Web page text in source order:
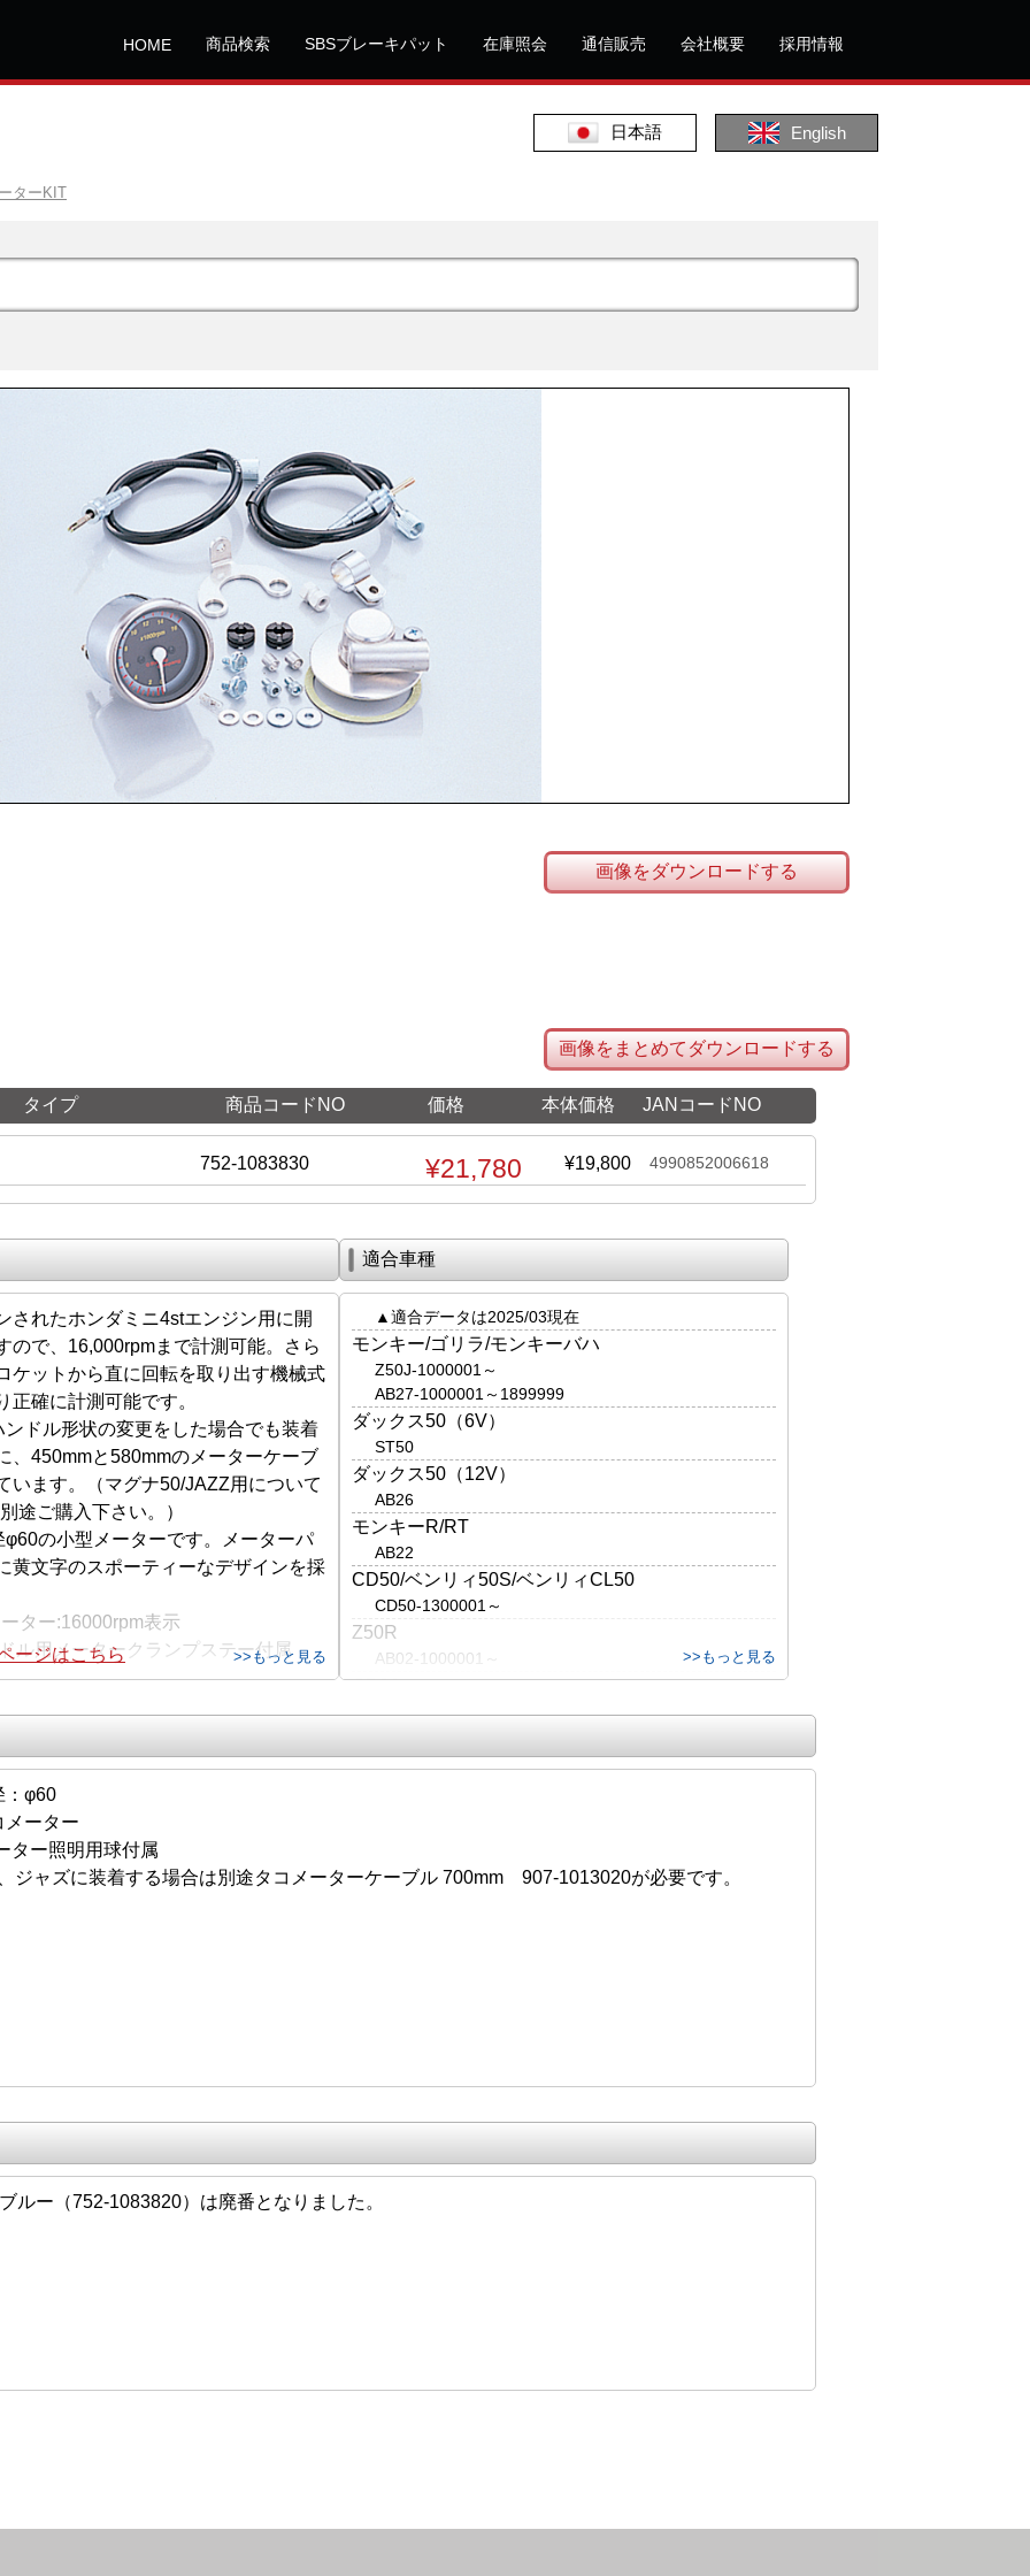
HOME 商品検索 SBSブレーキパット 在庫照会 通信販売 会社概要 採用情報
日本語 English
ターKIT
画像をダウンロードする
画像をまとめてダウンロードする
タイプ 商品コードNO 価格 本体価格 JANコードNO
752-1083830 ¥21,780 ¥19,800 4990852006618
されたホンダミニ4stエンジン用に開
ので、16,000rpmまで計測可能。さら
ケットから直に回転を取り出す機械式
正確に計測可能です。
ドル形状の変更をした場合でも装着
、450mmと580mmのメーターケーブ
います。（マグナ50/JAZZ用について
途ご購入下さい。）
の小型メーターです。メーターパ
黄文字のスポーティーなデザインを採
ター:16000rpm表示
ル用メータークランプステー付属
ージはこちら >>もっと見る
適合車種
▲適合データは2025/03現在
モンキー/ゴリラ/モンキーバハ
Z50J-1000001～
AB27-1000001～1899999
ダックス50（6V）
ST50
ダックス50（12V）
AB26
モンキーR/RT
AB22
CD50/ベンリィ50S/ベンリィCL50
CD50-1300001～
Z50R
AB02-1000001～
CD90
HA03-1100005～
STD/STDタイプ2シリンダーヘッド
>>もっと見る
：φ60
ーター
ター照明用球付属
ジャズに装着する場合は別途タコメーターケーブル 700mm 907-1013020が必要です。
ルー（752-1083820）は廃番となりました。